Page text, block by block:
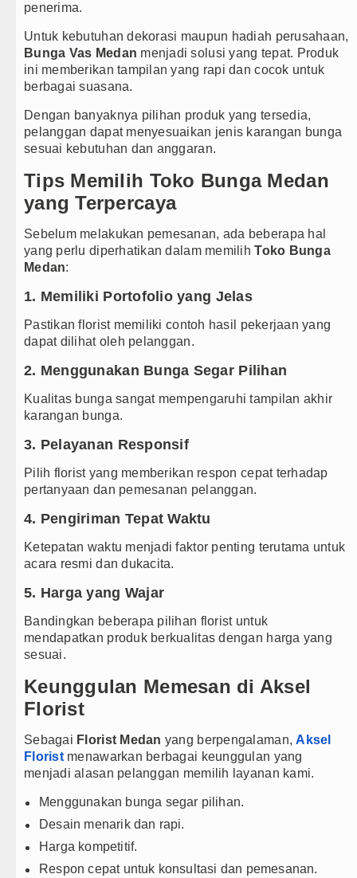
penerima.
Untuk kebutuhan dekorasi maupun hadiah perusahaan,
Bunga Vas Medan menjadi solusi yang tepat. Produk
ini memberikan tampilan yang rapi dan cocok untuk
berbagai suasana.
Dengan banyaknya pilihan produk yang tersedia,
pelanggan dapat menyesuaikan jenis karangan bunga
sesuai kebutuhan dan anggaran.
Tips Memilih Toko Bunga Medan
yang Terpercaya
Sebelum melakukan pemesanan, ada beberapa hal
yang perlu diperhatikan dalam memilihToko Bunga
Medan:
1. Memiliki Portofolio yang Jelas
Pastikan florist memiliki contoh hasil pekerjaan yang
dapat dilihat oleh pelanggan.
2. Menggunakan Bunga Segar Pilihan
Kualitas bunga sangat mempengaruhi tampilan akhir
karangan bunga.
3. Pelayanan Responsif
Pilih florist yang memberikan respon cepat terhadap
pertanyaan dan pemesanan pelanggan.
4. Pengiriman Tepat Waktu
Ketepatan waktu menjadi faktor penting terutama untuk
acara resmi dan dukacita.
5. Harga yang Wajar
Bandingkan beberapa pilihan florist untuk
mendapatkan produk berkualitas dengan harga yang
sesuai.
Keunggulan Memesan di Aksel
Florist
Sebagai Florist Medan yang berpengalaman,Aksel
Floristmenawarkan berbagai keunggulan yang
menjadi alasan pelanggan memilih layanan kami.
Menggunakan bunga segar pilihan.
Desain menarik dan rapi.
Harga kompetitif.
Respon cepat untuk konsultasi dan pemesanan.